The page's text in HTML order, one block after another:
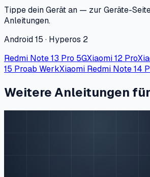
Tippe dein Gerät an — zur Geräte-
Anleitungen.
Android 15 · Hyperos 2
Redmi Note 13 Pro 5GXiaomi 12 Pro
15 Proab WerkXiaomi Redmi Note 14
Weitere Anleitungen